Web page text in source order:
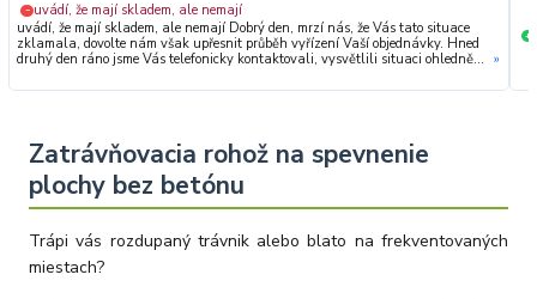
− uvádí, že mají skladem, ale nemají
uvádí, že mají skladem, ale nemají Dobrý den, mrzí nás, že Vás tato situace
zklamala, dovolte nám však upřesnit průběh vyřízení Vaší objednávky. Hned
druhý den ráno jsme Vás telefonicky kontaktovali, vysvětlili situaci ohledně
dodavatele. Jelikož zboží nebylo k dispozici ani u něj, museli jsme objednávku
nedoporučujete. Věříme, že nám v budoucnu dáte příležitost přesvědčit Vás o
kvalitě našich služeb. Tým OZY.market
»
+
Zatrávňovacia rohož na spevnenie
plochy bez betónu
Trápi vás rozdupaný trávnik alebo blato na frekventovaných
miestach?